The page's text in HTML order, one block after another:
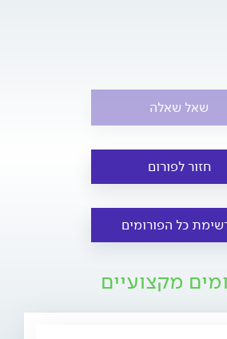
שאל שאלה
חזור לפורום
כל הפורומים
מקצועיים